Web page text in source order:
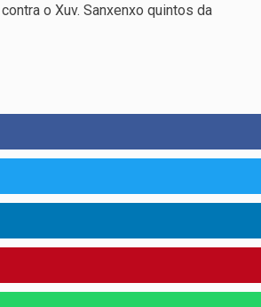
o Xuv. Sanxenxo quintos da